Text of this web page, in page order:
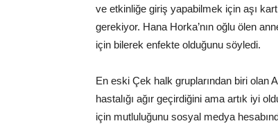
ve etkinliğe giriş yapabilmek için aşı
gerekiyor. Hana Horka’nın oğlu ölen
için bilerek enfekte olduğunu söyledi.
En eski Çek halk gruplarından biri olan
hastalığı ağır geçirdiğini ama artık iyi
için mutluluğunu sosyal medya